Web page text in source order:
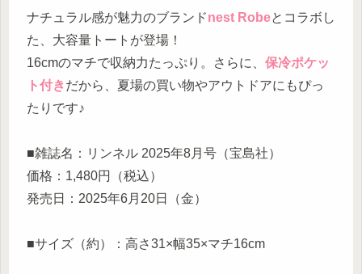
ナチュラル感が魅力のブランドnest Robeとコラボし
た、大容量トートが登場！
16cmのマチで収納力たっぷり。さらに、 保冷ポケッ
ト付き だから、夏場の買い物やアウトドアにもぴっ
たりです♪
■雑誌名：リンネル 2025年8月号（宝島社）
価格：1,480円（税込）
発売日：2025年6月20日（金）
■サイズ（約）：高さ31×幅35×マチ16cm